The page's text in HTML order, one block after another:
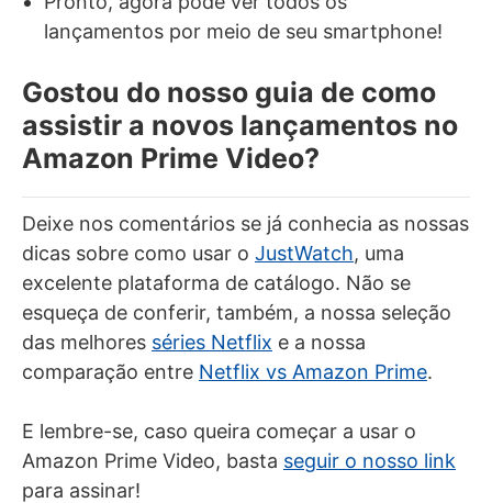
lançamentos por meio de seu smartphone!
Gostou do nosso guia de como
assistir a novos lançamentos no
Amazon Prime Video?
Deixe nos comentários se já conhecia as nossas
dicas sobre como usar o JustWatch, uma
excelente plataforma de catálogo. Não se
esqueça de conferir, também, a nossa seleção
das melhores séries Netflix e a nossa
comparação entre Netflix vs Amazon Prime.
E lembre-se, caso queira começar a usar o
Amazon Prime Video, basta seguir o nosso link
para assinar!